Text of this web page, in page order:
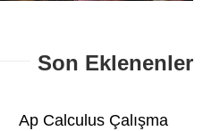
Son Eklenenler
Ap Calculus Çalışma